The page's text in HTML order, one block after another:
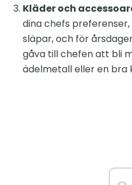
Kläder och
dina chefs
släpar, och för
gåva till chefen att bli
ädelmetall eller en bra